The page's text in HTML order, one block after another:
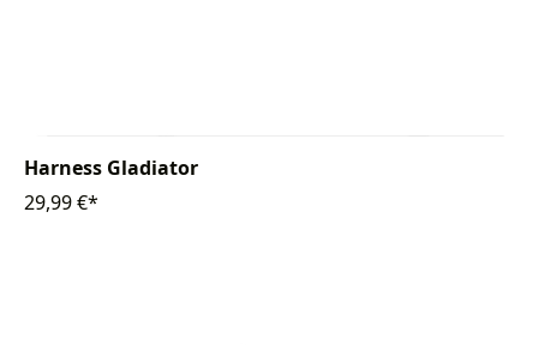
Harness Gladiator
29,99 €*